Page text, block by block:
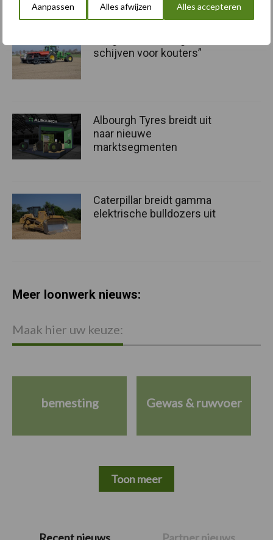
Aanpassen Alles afwijzen Alles accepteren
Primaire
schijven voor kouters”
Albourgh Tyres breidt uit
naar nieuwe
marktsegmenten
Caterpillar breidt gamma
elektrische bulldozers uit
Meer loonwerk nieuws:
Maak hier uw keuze:
bemesting Gewas & ruwvoer
Toon meer